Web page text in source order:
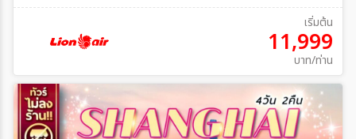
เริ่มต้น
11,999
บาท/ท่าน